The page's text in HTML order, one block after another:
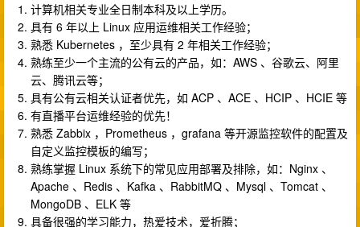
计算机相关专业全日制本科及以上学历。
具有 6 年以上 Linux 应用运维相关工作经验；
熟悉 Kubernetes ，至少具有 2 年相关工作经验；
熟练至少一个主流的公有云的产品，如：AWS 、谷歌云、阿里
云、腾讯云等；
具有公有云相关认证者优先，如 ACP 、ACE 、HCIP 、HCIE 等
有直播平台运维经验的优先！
熟悉 Zabbix ，Prometheus ，grafana 等开源监控软件的配置及
自定义监控模板的编写；
熟练掌握 Linux 系统下的常见应用部署及排除，如：Nginx 、
Apache 、Redis 、Kafka 、RabbitMQ 、Mysql 、Tomcat 、
MongoDB 、ELK 等
具备很强的学习能力，热爱技术，爱折腾；